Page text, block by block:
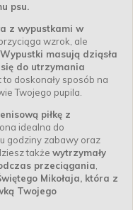
psu.
z wypustkami w
wzrok, ale
Wypustki masują dziąsła
do utrzymania
to doskonały sposób na
Twojego pupila.
piłkę z
ona idealna do
godziny zabawy oraz
także wytrzymały
przeciągania
Mikołaja, która z
Twojego